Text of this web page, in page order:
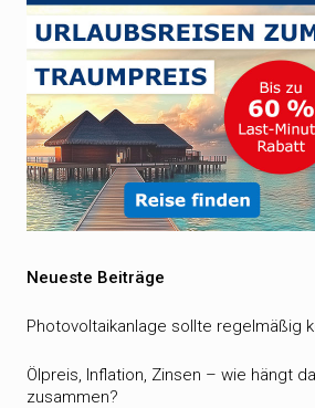
Neueste Beiträge
Photovoltaikanlage sollte regelmäßig
Ölpreis, Inflation, Zinsen – wie hängt
zusammen?